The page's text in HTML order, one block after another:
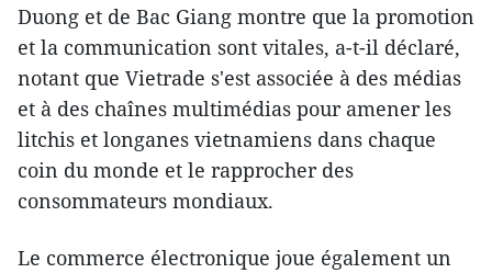
Duong et de Bac Giang montre que la promotion
et la communication sont vitales, a-t-il déclaré,
notant que Vietrade s'est associée à des médias
et à des chaînes multimédias pour amener les
litchis et longanes vietnamiens dans chaque
coin du monde et le rapprocher des
consommateurs mondiaux.
Le commerce électronique joue également un